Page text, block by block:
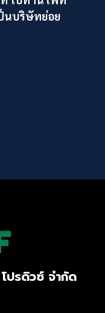
นบริษัทย่อย
ปรดิวซ์ จำกัด